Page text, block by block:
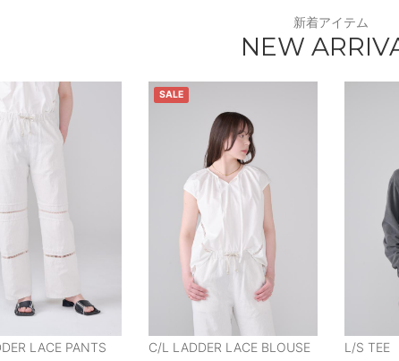
新着アイテム
NEW
LACE PANTS
SALE
C/L LADDER LACE BLOUSE L/S TEE